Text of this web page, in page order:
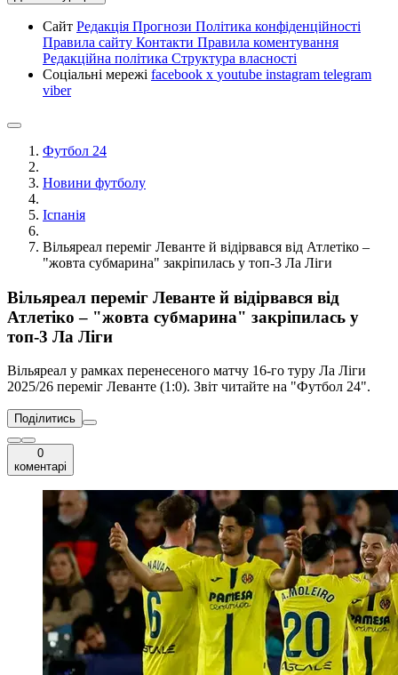
Сайт Редакція Прогнози Політика конфіденційності
Правила сайту Контакти Правила коментування
Редакційна політика Структура власності
Соціальні мережі facebook x youtube instagram telegram
viber
Футбол 24
Новини футболу
Іспанія
Вільяреал переміг Леванте й відірвався від Атлетіко –
"жовта субмарина" закріпилась у топ-3 Ла Ліги
Вільяреал переміг Леванте й відірвався від
Атлетіко – "жовта субмарина" закріпилась у
топ-3 Ла Ліги
Вільяреал у рамках перенесеного матчу 16-го туру Ла Ліги
2025/26 переміг Леванте (1:0). Звіт читайте на "Футбол 24".
Поділитись
0
коментарі